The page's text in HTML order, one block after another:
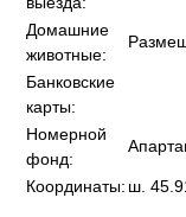
Домашние
животные:
Банковские
карты:
Номерной
фонд:
Координаты: ш.